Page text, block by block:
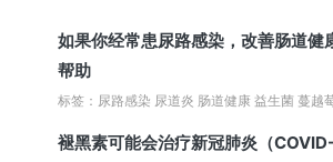
如果你经常患尿路感染，改善肠道健
帮助
标签：尿路感染 尿道炎 肠道健康 益生菌 蔓越
褪黑素可能会治疗新冠肺炎（COVID-